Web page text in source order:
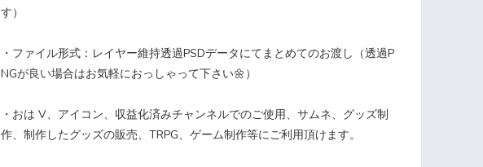
す）
・ファイル形式：レイヤー維持透過PSDデータにてまとめてのお渡し（透過P
NGが良い場合はお気軽におっしゃって下さい🌼）
・おは V、アイコン、収益化済みチャンネルでのご使用、サムネ、グッズ制
作、制作したグッズの販売、TRPG、ゲーム制作等にご利用頂けます。